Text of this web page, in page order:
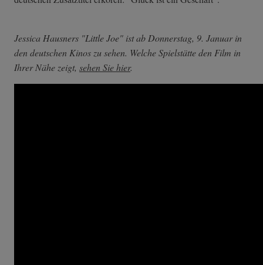
Jessica Hausners "Little Joe" ist ab Donnerstag, 9. Januar in
den deutschen Kinos zu sehen. Welche Spielstätte den Film in
Ihrer Nähe zeigt, sehen Sie hier.